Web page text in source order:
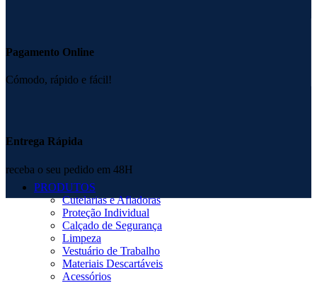
Pagamento Online
Cómodo, rápido e fácil!
Entrega Rápida
receba o seu pedido em 48H
PRODUTOS
Cutelarias e Afiadoras
Proteção Individual
Calçado de Segurança
Limpeza
Vestuário de Trabalho
Materiais Descartáveis
Acessórios